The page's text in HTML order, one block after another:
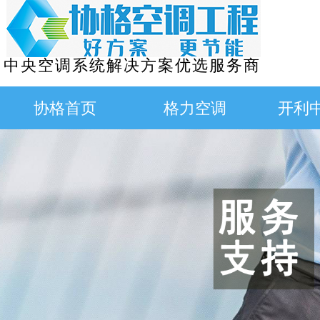
中央空调系统解决方案优选服务商
协格首页 格力空调 开利